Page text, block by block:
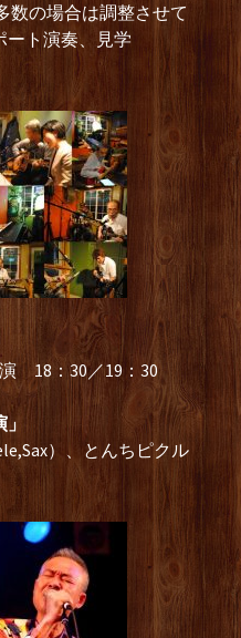
数の場合は調整させて
ト演奏、見学
18：30／19：30
）、とんちピクル